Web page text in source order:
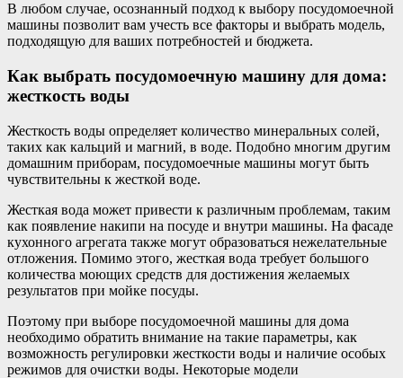
В любом случае, осознанный подход к выбору посудомоечной
машины позволит вам учесть все факторы и выбрать модель,
подходящую для ваших потребностей и бюджета.
Как выбрать посудомоечную машину для дома:
жесткость воды
Жесткость воды определяет количество минеральных солей,
таких как кальций и магний, в воде. Подобно многим другим
домашним приборам, посудомоечные машины могут быть
чувствительны к жесткой воде.
Жесткая вода может привести к различным проблемам, таким
как появление накипи на посуде и внутри машины. На фасаде
кухонного агрегата также могут образоваться нежелательные
отложения. Помимо этого, жесткая вода требует большого
количества моющих средств для достижения желаемых
результатов при мойке посуды.
Поэтому при выборе посудомоечной машины для дома
необходимо обратить внимание на такие параметры, как
возможность регулировки жесткости воды и наличие особых
режимов для очистки воды. Некоторые модели